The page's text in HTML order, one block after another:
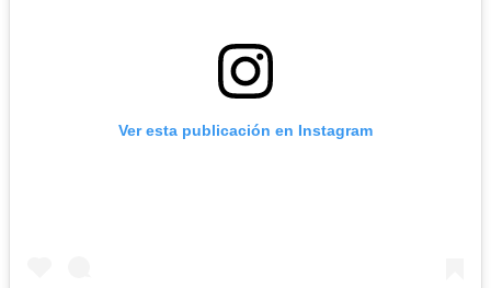
Ver esta publicación en Instagram